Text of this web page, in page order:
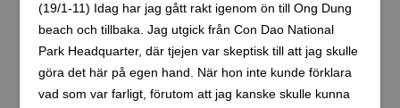
(19/1-11) Idag har jag gått rakt igenom ön till Ong Dung
beach och tillbaka. Jag utgick från Con Dao National
Park Headquarter, där tjejen var skeptisk till att jag skulle
göra det här på egen hand. När hon inte kunde förklara
vad som var farligt, förutom att jag kanske skulle kunna